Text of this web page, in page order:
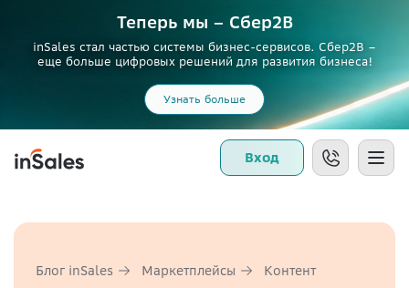
Теперь мы – Сбер2B
inSales стал частью системы бизнес-сервисов. Сбер2В –
еще больше цифровых решений для развития бизнеса!
Узнать больше
Вход
Блог inSales Маркетплейсы Контент